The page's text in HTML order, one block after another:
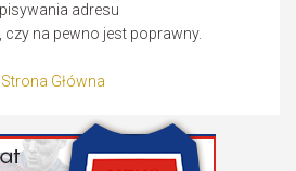
adresu
czy na pewno jest poprawny.
Strona Główna